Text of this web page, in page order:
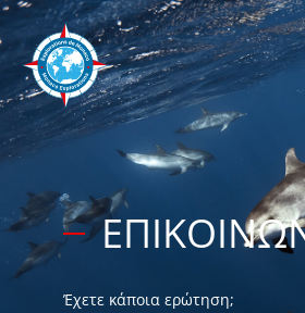
Έχετε κάποια ερώτηση;